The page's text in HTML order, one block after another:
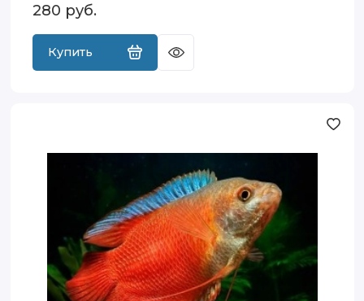
280 руб.
Купить